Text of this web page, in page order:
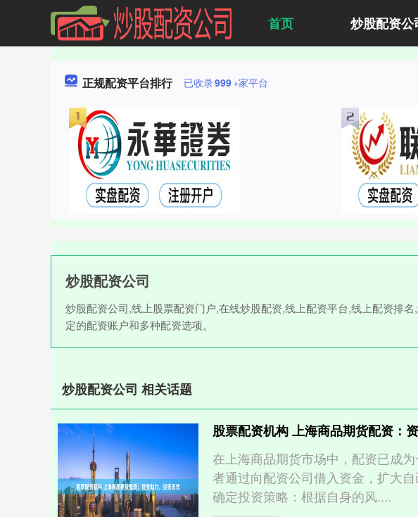
首页 炒股配资公
正规配资平台排行 已收录999+家平台
炒股配资公司
炒股配资公司,线上股票配资门户,在线炒股配资,线上配资平台,线上配资排
定的配资账户和多种配资选项。
炒股配资公司 相关话题
股票配资机构 上海商品期货配资：
在上海商品期货市场中，配资已成
者通过向配资公司借入资金，扩大
确定投资策略：根据自身的风....